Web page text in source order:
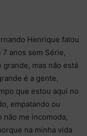
Henrique falou
anos sem Série,
grande, mas não está
é a gente,
que estou aqui no
empatando ou
não me incomoda,
na minha vida